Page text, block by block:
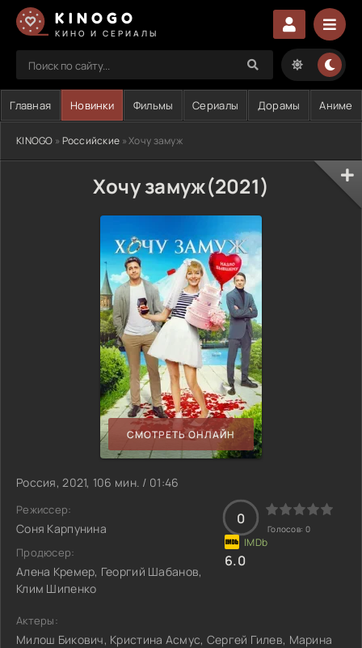
KINOGO
КИНО И СЕРИАЛЫ
Главная Новинки Фильмы Сериалы Дорамы Аниме
KINOGO » Российские » Хочу замуж
Хочу замуж(2021)
СМОТРЕТЬ ОНЛАЙН
Россия, 2021, 106 мин. / 01:46
Режиссер:
Соня Карпунина
Продюсер:
Алена Кремер, Георгий Шабанов,
Клим Шипенко
0
Голосов: 0
6.0
Актеры:
Милош Бикович, Кристина Асмус, Сергей Гилев, Марина